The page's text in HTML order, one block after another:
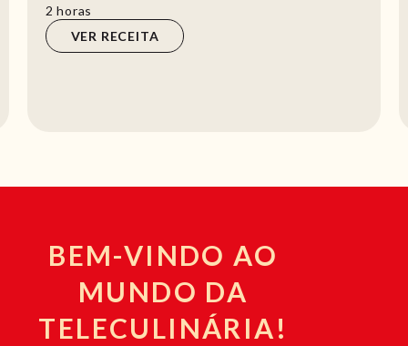
2 horas
horas
VER RECEITA
BEM-VINDO AO
MUNDO DA
TELECULINÁRIA!